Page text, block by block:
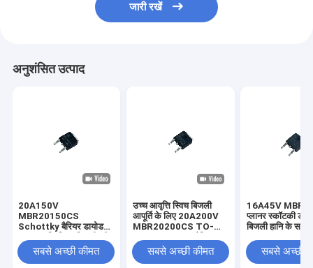
जारी रखें
अनुशंसित उत्पाद
20A150V
MBR20150CS
Schottky बैरियर डायोड
आपूर्ति तेजी से स्विचिंग गति के
साथ
सबसे अच्छी कीमत
उच्च आवृत्ति स्विच बिजली
आपूर्ति के लिए 20A200V
MBR20200CS TO-
डायोडसबसे अच्छी कीमत
16A45V
प्लानर स्कॉटकी
बिजली हानि के
सबसे अच्छी